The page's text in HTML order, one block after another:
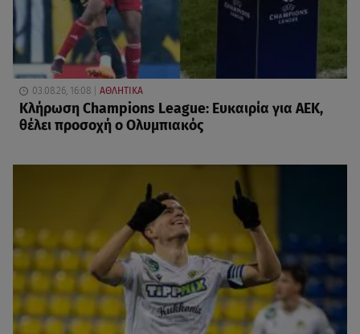
03.08.26, 16:08 ΑΘΛΗΤΙΚΑ
Κλήρωση Champions League: Ευκαιρία για ΑΕΚ,
θέλει προσοχή ο Ολυμπιακός